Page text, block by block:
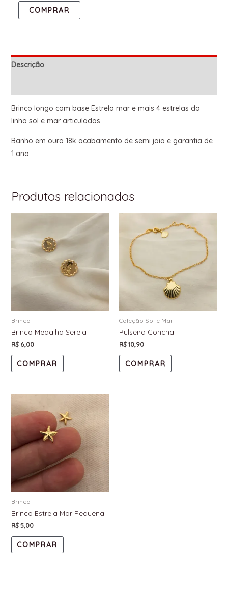
COMPRAR
Descrição
Brinco longo com base Estrela mar e mais 4 estrelas da
linha sol e mar articuladas
Banho em ouro 18k acabamento de semi joia e garantia de
1 ano
Produtos relacionados
Brinco
Brinco Medalha Sereia
R$6,00
COMPRAR
Coleção Sol e Mar
Pulseira Concha
R$10,90
COMPRAR
Brinco
Brinco Estrela Mar Pequena
R$5,00
COMPRAR